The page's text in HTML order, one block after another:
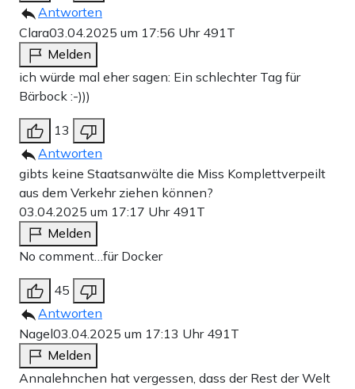
Antworten
Clara03.04.2025 um 17:56 Uhr 491T
Melden
ich würde mal eher sagen: Ein schlechter Tag für
Bärbock :-)))
13
Antworten
gibts keine Staatsanwälte die Miss Komplettverpeilt
aus dem Verkehr ziehen können?
03.04.2025 um 17:17 Uhr 491T
Melden
No comment…für Docker
45
Antworten
Nagel03.04.2025 um 17:13 Uhr 491T
Melden
Annalehnchen hat vergessen, dass der Rest der Welt